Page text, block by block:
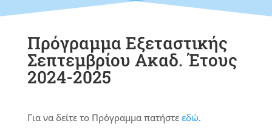
Πρόγραμμα Εξεταστικής
Σεπτεμβρίου Ακαδ. Έτους
2024-2025
Για να δείτε το Πρόγραμμα πατήστε εδώ.